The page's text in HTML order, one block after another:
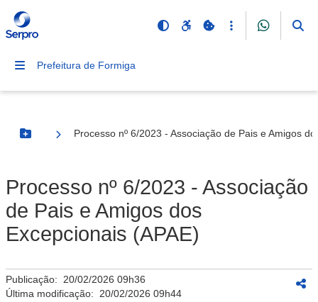
Prefeitura de Formiga
Botão Menu
Processo nº 6/2023 - Associação de Pais e Amigos
Processo nº 6/2023 - Associação
de Pais e Amigos dos
Excepcionais (APAE)
Publicação: 20/02/2026 09h36
Última modificação: 20/02/2026 09h44